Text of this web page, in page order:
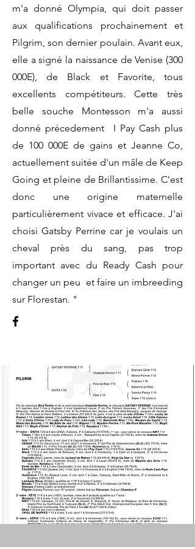
m'a donné Olympia, qui doit passer
aux qualifications prochainement et
Pilgrim, son dernier poulain. Avant eux,
elle a signé la naissance de Venise (300
000E), de Black et Favorite, tous
excellents compétiteurs. Cette très
belle souche Montesson m'a aussi
donné précedement I Pay Cash plus
de 100 000E de gains et Jeanne Co,
actuellement suitée d'un mâle de Keep
Going et pleine de Brillantissime. C'est
donc une origine maternelle
particulièrement vivace et efficace. J'ai
choisi Gatsby Perrine car je voulais un
cheval près du sang, pas trop
important avec du Ready Cash pour
changer un peu et faire un imbreeding
sur Florestan. "